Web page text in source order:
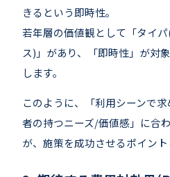
きるという即時性。
若年層の価値観として「タイ
ス)」があり、「即時性」が対
します。
このように、「利用シーンで
者の持つニーズ/価値感」に合
が、施策を成功させるポイント